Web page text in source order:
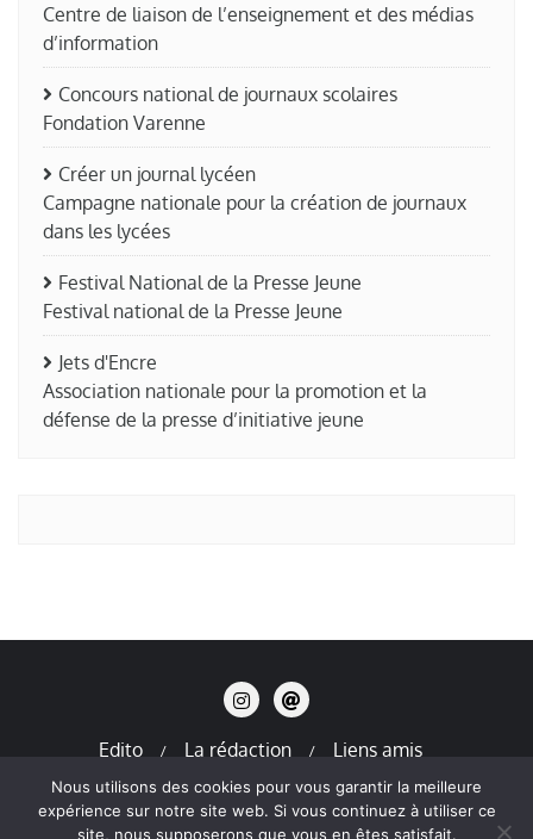
Centre de liaison de l’enseignement et des médias
d’information
Concours national de journaux scolaires
Fondation Varenne
Créer un journal lycéen
Campagne nationale pour la création de journaux
dans les lycées
Festival National de la Presse Jeune
Festival national de la Presse Jeune
Jets d'Encre
Association nationale pour la promotion et la
défense de la presse d’initiative jeune
Edito La rédaction
Liens amis
Mentions légales
Copyright ©2026 La Terre en Thiers . All rights reserved.
Nous utilisons des cookies pour vous garantir la meilleure
expérience sur notre site web. Si vous continuez à utiliser ce
site, nous supposerons que vous en êtes satisfait.